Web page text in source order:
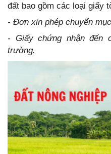
đất bao gồm các loại giấy
- Đơn xin phép chuyển
- Giấy chứng nhận đến
trường.